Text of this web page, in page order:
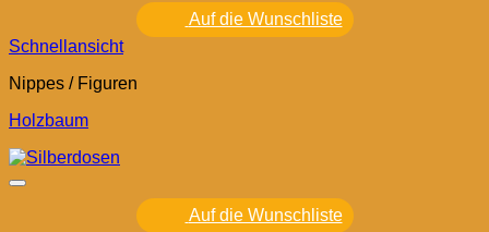
Auf die Wunschliste
Schnellansicht
Nippes / Figuren
Holzbaum
Auf die Wunschliste